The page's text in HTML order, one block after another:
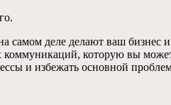
самом деле делают ваш бизнес
которую вы
и избежать основной